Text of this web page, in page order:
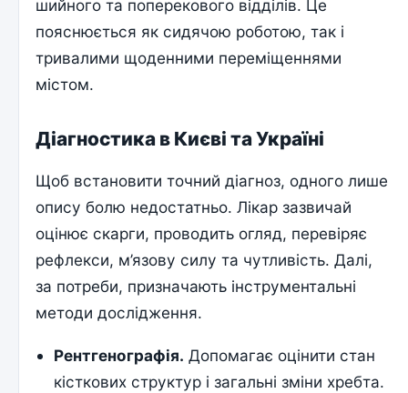
шийного та поперекового відділів. Це
пояснюється як сидячою роботою, так і
тривалими щоденними переміщеннями
містом.
Діагностика в Києві та Україні
Щоб встановити точний діагноз, одного лише
опису болю недостатньо. Лікар зазвичай
оцінює скарги, проводить огляд, перевіряє
рефлекси, м’язову силу та чутливість. Далі,
за потреби, призначають інструментальні
методи дослідження.
Рентгенографія. Допомагає оцінити стан
кісткових структур і загальні зміни хребта.